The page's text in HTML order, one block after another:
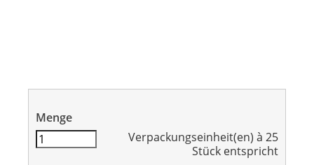
Menge
Verpackungseinheit(en) à 25
Stück entspricht